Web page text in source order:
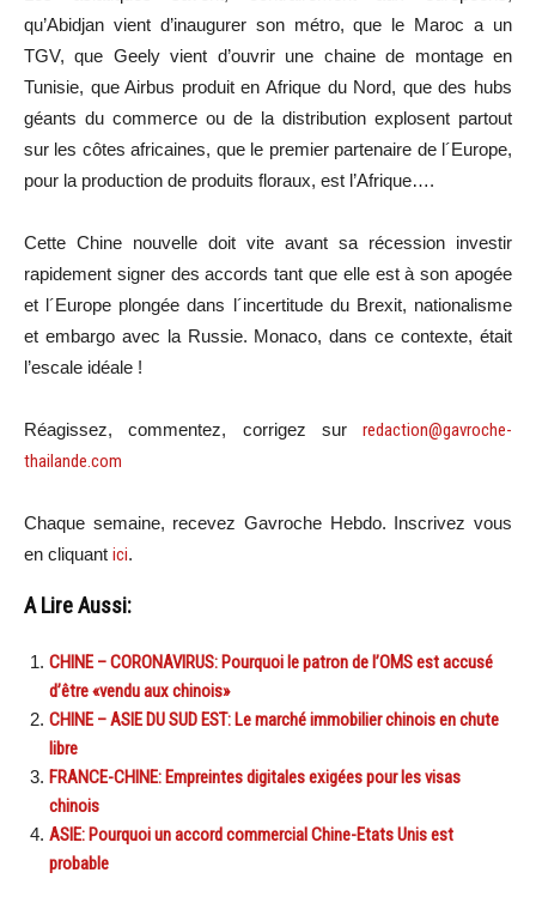
qu’Abidjan vient d’inaugurer son métro, que le Maroc a un
TGV, que Geely vient d’ouvrir une chaine de montage en
Tunisie, que Airbus produit en Afrique du Nord, que des hubs
géants du commerce ou de la distribution explosent partout
sur les côtes africaines, que le premier partenaire de l´Europe,
pour la production de produits floraux, est l’Afrique….
Cette Chine nouvelle doit vite avant sa récession investir
rapidement signer des accords tant que elle est à son apogée
et l´Europe plongée dans l´incertitude du Brexit, nationalisme
et embargo avec la Russie. Monaco, dans ce contexte, était
l’escale idéale !
Réagissez, commentez, corrigez sur redaction@gavroche-
thailande.com
Chaque semaine, recevez Gavroche Hebdo. Inscrivez vous
en cliquant ici.
A Lire Aussi:
CHINE – CORONAVIRUS: Pourquoi le patron de l’OMS est accusé
d’être «vendu aux chinois»
CHINE – ASIE DU SUD EST: Le marché immobilier chinois en chute
libre
FRANCE-CHINE: Empreintes digitales exigées pour les visas
chinois
ASIE: Pourquoi un accord commercial Chine-Etats Unis est
probable